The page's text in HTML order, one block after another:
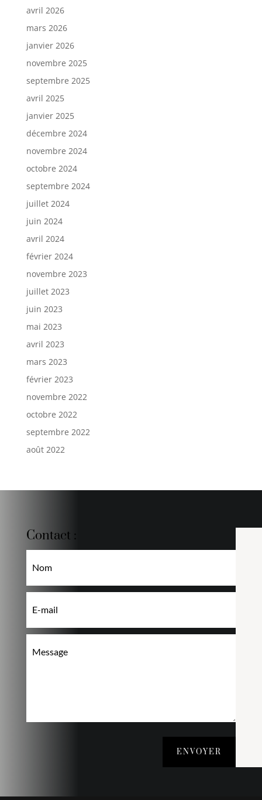
avril 2026
mars 2026
janvier 2026
novembre 2025
septembre 2025
avril 2025
janvier 2025
décembre 2024
novembre 2024
octobre 2024
septembre 2024
juillet 2024
juin 2024
avril 2024
février 2024
novembre 2023
juillet 2023
juin 2023
mai 2023
avril 2023
mars 2023
février 2023
novembre 2022
octobre 2022
septembre 2022
août 2022
Contact :
ENVOYER